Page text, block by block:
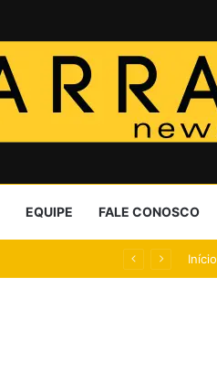
EQUIPE FALE CONOSCO
Início